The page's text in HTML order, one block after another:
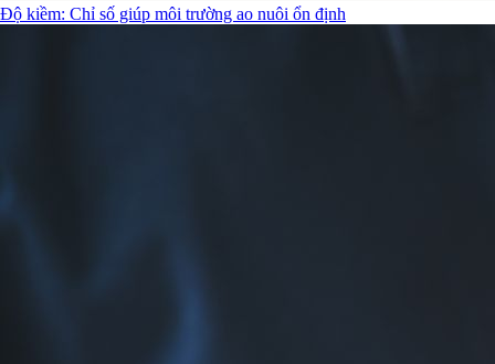
Độ kiềm: Chỉ số giúp môi trường ao nuôi ổn định